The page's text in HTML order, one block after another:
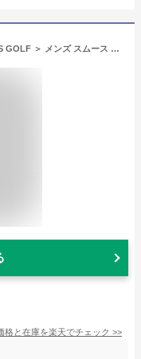
UNITED ARROWS ＜UNITED ARROWS GOLF ＞ メンズ スムース ポロシャツ ユナイテッドアローズ アウトレット スポーツ・アウトドア用品 ゴルフグッズ ネイビー レッド【送料無料】
格と在庫を楽天でチェック >>